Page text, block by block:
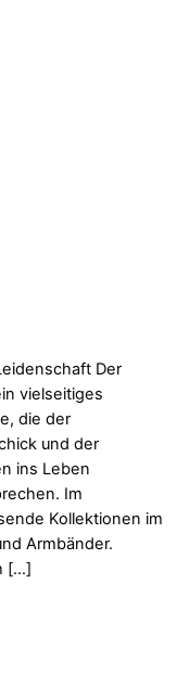
Der
vielseitiges
die der
und der
ins Leben
Im
Kollektionen im
Armbänder.
[…]